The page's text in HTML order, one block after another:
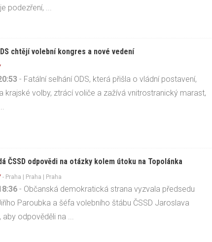
podezření, ...
chtějí volební kongres a nové vedení
- Fatální selhání ODS, která přišla o vládní postavení,
krajské volby, ztrácí voliče a zažívá vnitrostranický marast,
ČSSD odpovědi na otázky kolem útoku na Topolánka
- Praha Praha | Praha
- Občanská demokratická strana vyzvala předsedu
Paroubka a šéfa volebního štábu ČSSD Jaroslava
aby odpověděli na ...